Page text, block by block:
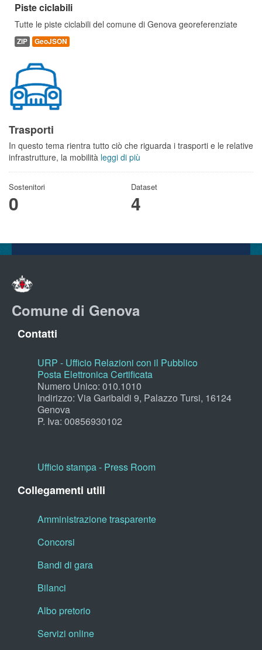
Piste ciclabili
Tutte le piste ciclabili del comune di Genova georeferenziate
ZIP GeoJSON
Trasporti
In questo tema rientra tutto ciò che riguarda i trasporti e le relative
infrastrutture, la mobilità leggi di più
Sostenitori
0
Dataset
4
Comune di Genova
Contatti
URP - Ufficio Relazioni con il Pubblico
Posta Elettronica Certificata
Numero Unico: 010.1010
Indirizzo: Via Garibaldi 9, Palazzo Tursi, 16124
Genova
P. Iva: 00856930102
Ufficio stampa - Press Room
Collegamenti utili
Amministrazione trasparente
Concorsi
Bandi di gara
Bilanci
Albo pretorio
Servizi online